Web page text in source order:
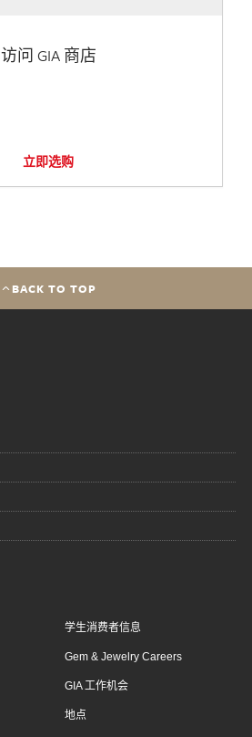
访问 GIA 商店
立即选购
BACK TO TOP
学生消费者信息
Gem & Jewelry Careers
GIA 工作机会
地点